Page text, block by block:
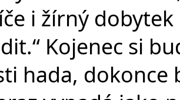
i žírný
Kojenec si
hada, dokonce